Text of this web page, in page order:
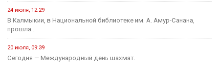
24 июля, 12:29
В Калмыкии, в Национальной библиотеке им. А. Амур-Санана,
прошла...
20 июля, 09:39
Сегодня — Международный день шахмат.